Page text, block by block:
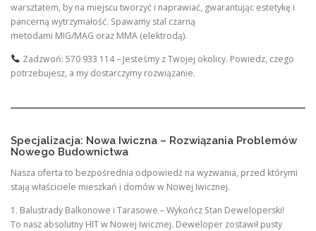
warsztatem, by na miejscu tworzyć i naprawiać, gwarantując estetykę i
pancerną wytrzymałość. Spawamy stal czarną
metodami MIG/MAG oraz MMA (elektrodą).
Zadzwoń: 570 933 114 – Jesteśmy z Twojej okolicy. Powiedz, czego
potrzebujesz, a my dostarczymy rozwiązanie.
Specjalizacja: Nowa Iwiczna – Rozwiązania Problemów
Nowego Budownictwa
Nasza oferta to bezpośrednia odpowiedź na wyzwania, przed którymi
stają właściciele mieszkań i domów w Nowej Iwicznej.
1. Balustrady Balkonowe i Tarasowe – Wykończ Stan Deweloperski!
To nasz absolutny HIT w Nowej Iwicznej. Deweloper zostawił pusty